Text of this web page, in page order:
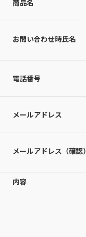
商品名
お問い合わせ時氏名
電話番号
メールアドレス
メールアドレス（確認）
内容